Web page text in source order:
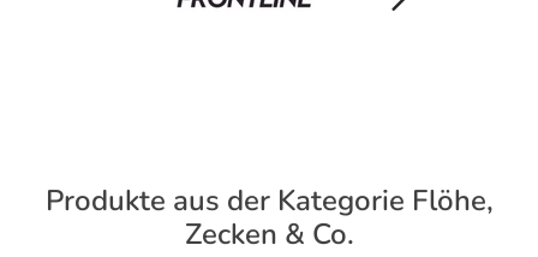
Produkte aus der Kategorie Flöhe,
Zecken & Co.